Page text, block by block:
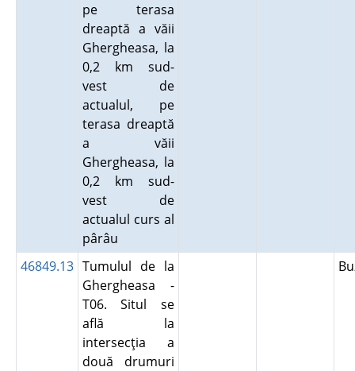
pe terasa
dreaptă a văii
Ghergheasa, la
0,2 km sud-
vest de
actualul, pe
terasa dreaptă
a văii
Ghergheasa, la
0,2 km sud-
vest de
actualul curs al
pârâu
46849.13 Tumulul de la
Ghergheasa -
T06. Situl se
află la
intersecţia a
două drumuri